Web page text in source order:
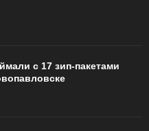
с 17 зип-пакетами